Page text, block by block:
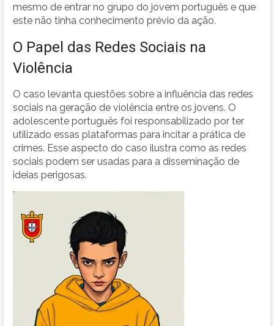
mesmo de entrar no grupo do jovem português e que
este não tinha conhecimento prévio da ação.
O Papel das Redes Sociais na
Violência
O caso levanta questões sobre a influência das redes
sociais na geração de violência entre os jovens. O
adolescente português foi responsabilizado por ter
utilizado essas plataformas para incitar a prática de
crimes. Esse aspecto do caso ilustra como as redes
sociais podem ser usadas para a disseminação de
ideias perigosas.